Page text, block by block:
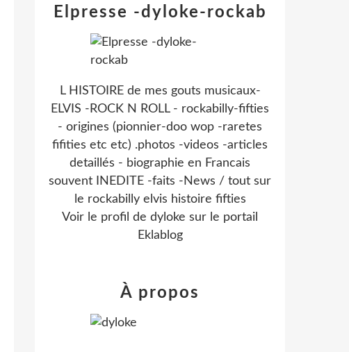
Elpresse -dyloke-rockab
L HISTOIRE de mes gouts musicaux-
ELVIS -ROCK N ROLL - rockabilly-fifties
- origines (pionnier-doo wop -raretes
fifities etc etc) .photos -videos -articles
detaillés - biographie en Francais
souvent INEDITE -faits -News / tout sur
le rockabilly elvis histoire fifties
Voir le profil de dyloke sur le portail
Eklablog
À propos